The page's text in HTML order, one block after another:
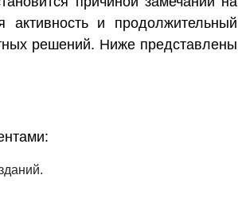
активность и продолжительный
решений. Ниже представлены